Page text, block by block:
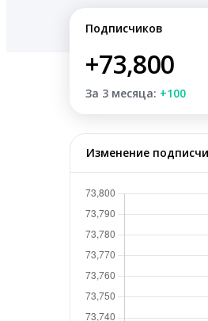
Подписчиков
+73,800
За 3 месяца: +100
Изменение